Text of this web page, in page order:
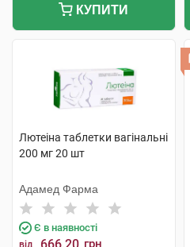
КУПИТИ
Лютеіна таблетки вагінальні
200 мг 20 шт
Адамед Фарма
Є в наявності
від грн